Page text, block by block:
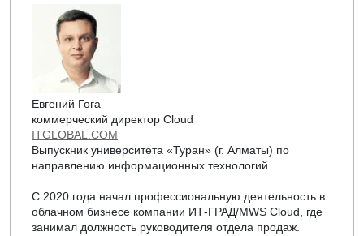
Евгений Гога
коммерческий директор Cloud
ITGLOBAL.COM
Выпускник университета «Туран» (г. Алматы) по
направлению информационных технологий.
С 2020 года начал профессиональную деятельность в
облачном бизнесе компании ИТ-ГРАД/MWS Cloud, где
занимал должность руководителя отдела продаж.